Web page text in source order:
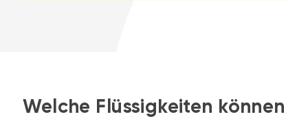
Welche Flüssigkeiten können